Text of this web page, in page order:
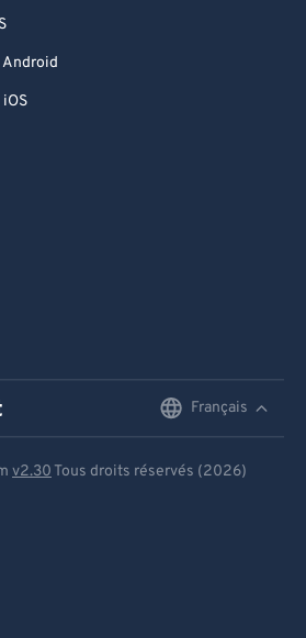
Français
v2.30 Tous droits réservés (2026)